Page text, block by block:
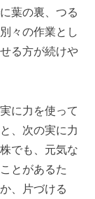
葉の裏、つる
々の作業とし
る方が続けや
に力を使って
、次の実に力
でも、元気な
とがあるた
、片づける